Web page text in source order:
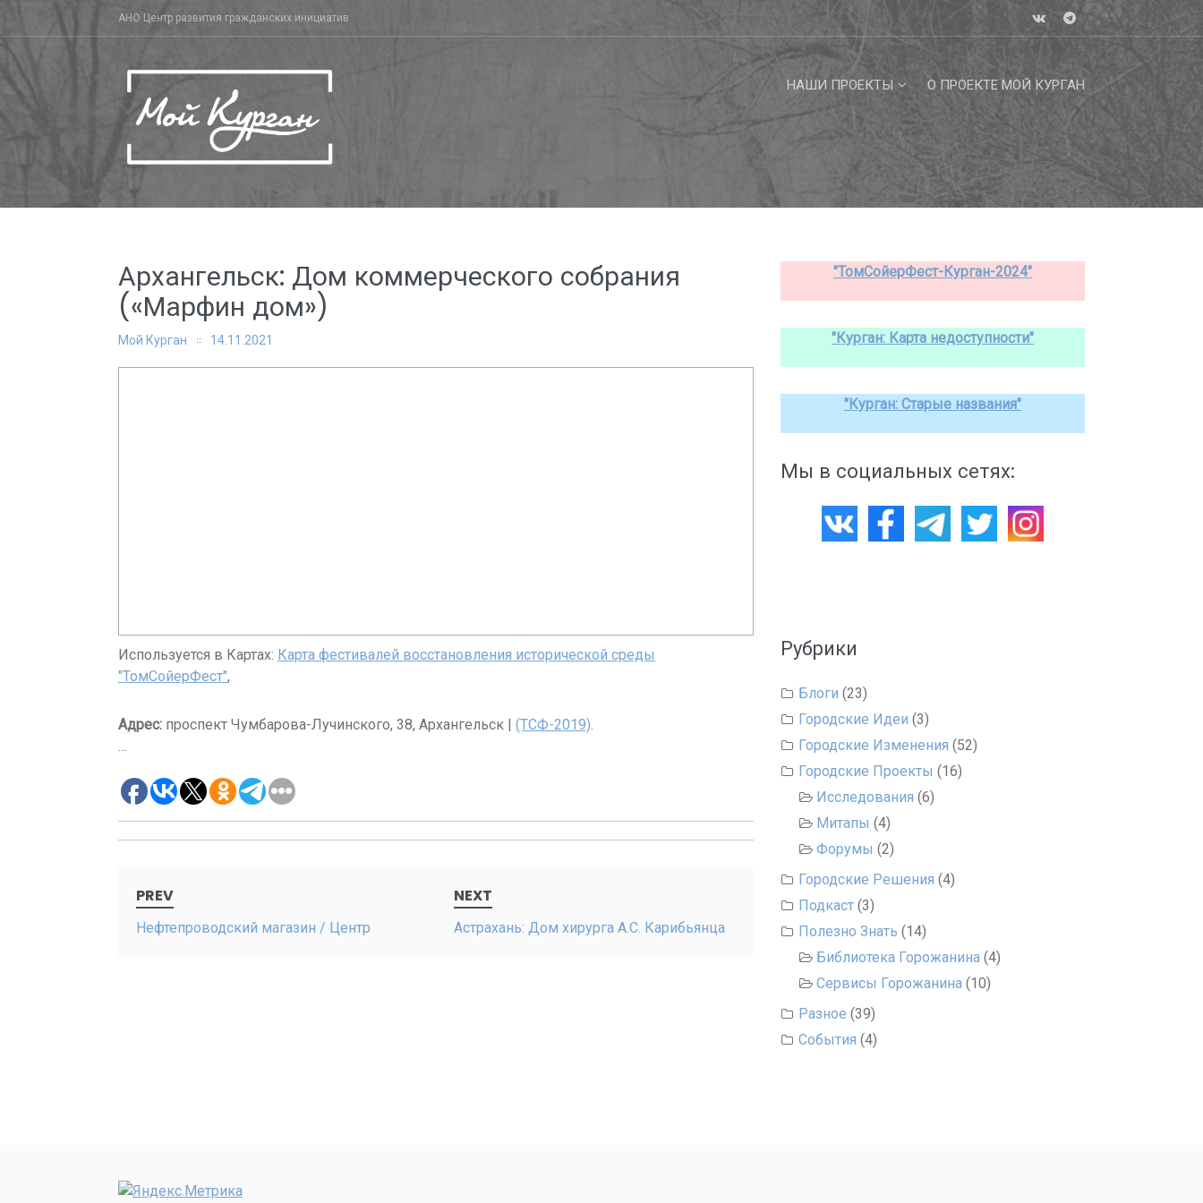
content
АНО Центр развития гражданских инициатив
НАШИ ПРОЕКТЫ О ПРОЕКТЕ МОЙ КУРГАН
Архангельск: Дом коммерческого собрания
(«Марфин дом»)
Мой Курган 14.11.2021
Используется в Картах: Карта фестивалей восстановления исторической среды
"ТомСойерФест",
Адрес: проспект Чумбарова-Лучинского, 38, Архангельск | (ТСФ-2019)
navigation
PREV
Нефтепроводский магазин / Центр
NEXT
Астрахань: Дом хирурга А.С. Карибьянца
"ТомСойерФест-Курган-2024"
"Курган: Карта недоступности"
"Курган: Старые названия"
Мы в социальных сетях:
Рубрики
Блоги (23)
Городские Идеи (3)
Городские Изменения (52)
Городские Проекты (16)
Исследования (6)
Митапы (4)
Форумы (2)
Городские Решения (4)
Подкаст (3)
Полезно Знать (14)
Библиотека Горожанина (4)
Сервисы Горожанина (10)
Разное (39)
События (4)